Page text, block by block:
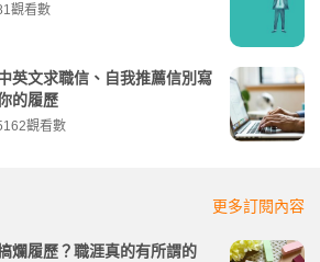
觀看數
英文求職信、自我推薦信別寫
的履歷
觀看數
更多訂閱內容
爛履歷？職涯真的有所謂的